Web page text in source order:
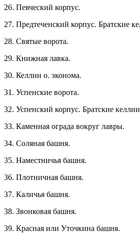
26. Певческий корпус.
27. Предтеченский корпус. Братские
28. Святые ворота.
29. Книжная лавка.
30. Келлии о. эконома.
31. Успенские ворота.
32. Успенский корпус. Братские
33. Каменная ограда вокруг лавры.
34. Соляная башня.
35. Наместничья башня.
36. Плотничная башня.
37. Каличья башня.
38. Звонковая башня.
39. Красная или Уточкина башня.